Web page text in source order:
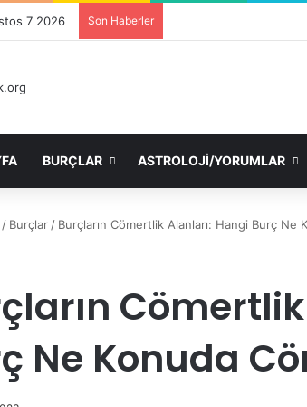
7 2026 Son Haberler
BURÇLAR ASTROLOJI/YORUMLAR
/ Burçlar / Burçların Cömertlik Alanları: Hangi Burç Ne
Ne Konuda